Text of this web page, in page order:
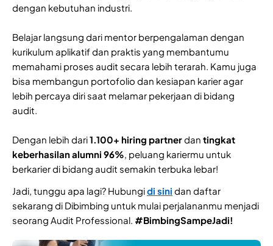
dengan kebutuhan industri.
Belajar langsung dari mentor berpengalaman dengan
kurikulum aplikatif dan praktis yang membantumu
memahami proses audit secara lebih terarah. Kamu juga
bisa membangun portofolio dan kesiapan karier agar
lebih percaya diri saat melamar pekerjaan di bidang
audit.
Dengan lebih dari1.100+ hiring partnerdan tingkat
keberhasilan alumni 96%, peluang kariermu untuk
berkarier di bidang audit semakin terbuka lebar!
Jadi, tunggu apa lagi? Hubungidi sini dan daftar
sekarang di Dibimbing untuk mulai perjalananmu menjadi
seorang Audit Professional. #BimbingSampeJadi!